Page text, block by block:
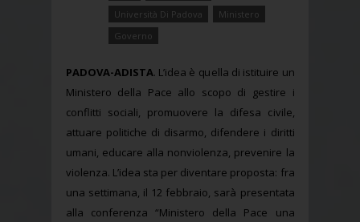
Università Di Padova
Ministero
Governo
PADOVA-ADISTA. L’idea è quella di istituire un
Ministero della Pace allo scopo di gestire i
conflitti sociali, promuovere la difesa civile,
attuare politiche di disarmo, difendere i diritti
umani, educare alla nonviolenza, prevenire la
violenza. L’idea sta per diventare proposta: fra
una settimana, il 12 febbraio, sarà presentata
alla conferenza “Ministero della Pace una